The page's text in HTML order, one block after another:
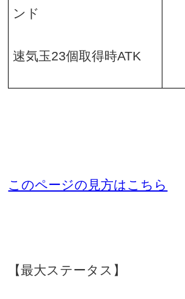
ンド
速気玉23個取得時ATK
このページの見方はこちら
【最大ステータス】